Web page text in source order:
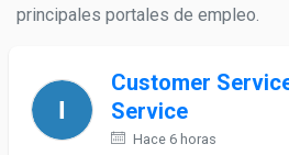
principales portales de empleo.
Customer
Service
Hace 6 horas